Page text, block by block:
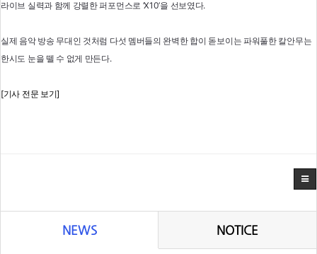
라이브 실력과 함께 강렬한 퍼포먼스로 ‘X10’을 선보였다.
실제 음악 방송 무대인 것처럼 다섯 멤버들의 완벽한 합이 돋보이는 파워풀한 칼안무는
한시도 눈을 뗄 수 없게 만든다.
[기사 전문 보기]
NEWS NOTICE